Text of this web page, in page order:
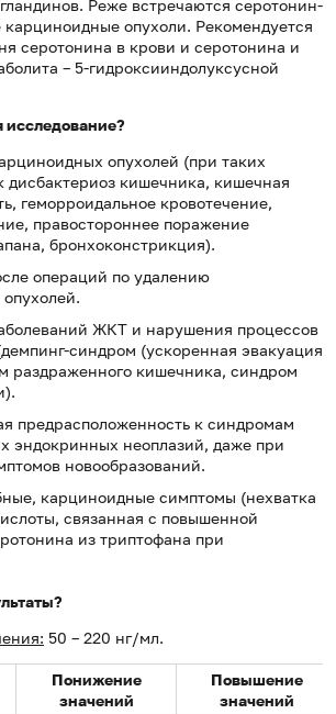
Реже встречаются серотонин-
опухоли. Рекомендуется
серотонина в крови и серотонина и
– 5-гидроксииндолуксусной
исследование?
опухолей (при таких
дисбактериоз кишечника, кишечная
геморроидальное кровотечение,
правостороннее поражение
бронхоконстрикция).
операций по удалению
ЖКТ и нарушения процессов
синдром (ускоренная эвакуация
раздраженного кишечника, синдром
предрасположенность к синдромам
эндокринных неоплазий, даже при
новообразований.
карциноидные симптомы (нехватка
связанная с повышенной
из триптофана при
50 – 220 нг/мл.
Понижение
значений
Повышение
значений